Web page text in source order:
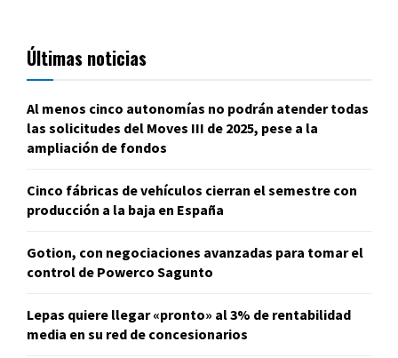
Últimas noticias
Al menos cinco autonomías no podrán atender todas
las solicitudes del Moves III de 2025, pese a la
ampliación de fondos
Cinco fábricas de vehículos cierran el semestre con
producción a la baja en España
Gotion, con negociaciones avanzadas para tomar el
control de Powerco Sagunto
Lepas quiere llegar «pronto» al 3% de rentabilidad
media en su red de concesionarios